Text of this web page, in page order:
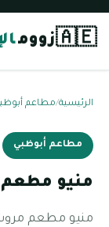
🇦🇪زووم
الرئيسية/مطاعم
مطاعم أبوظبي
منيو
منيو مطعم مروش